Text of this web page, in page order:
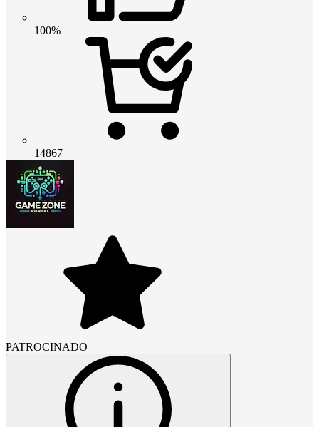
100%
14867
PATROCINADO